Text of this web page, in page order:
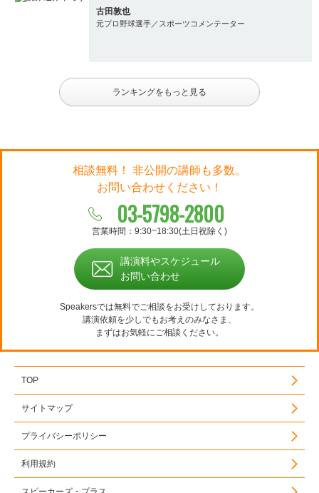
古田敦也
元プロ野球選手／スポーツコメンテーター
ランキングをもっと見る
相談無料！ 非公開の講師も多数。
お問い合わせください！
03-5798-2800
営業時間：9:30~18:30(土日祝除く)
講演料やスケジュール
お問い合わせ
Speakersでは無料でご相談をお受けしております。
講演依頼を少しでもお考えのみなさま、
まずはお気軽にご相談ください。
TOP
サイトマップ
プライバシーポリシー
利用規約